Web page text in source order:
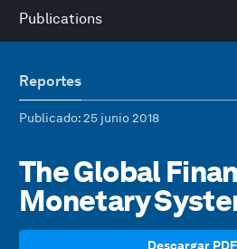
Publications
Reportes
Publicado: 25 junio 2018
The Global
Monetary
Descargar PDF